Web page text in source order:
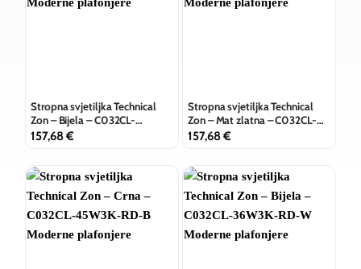
Stropna svjetiljka Technical
Zon – Bijela – C032CL-
45W3K-RD-W
157,68€
Stropna svjetiljka Technical
Zon – Mat zlatna – C032CL-
45W3K-RD-MG
157,68€